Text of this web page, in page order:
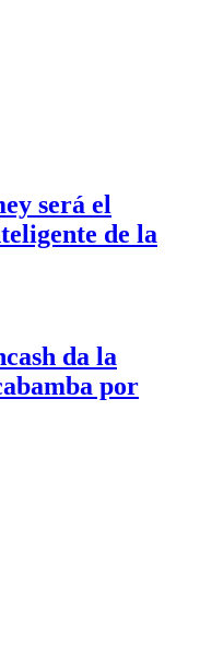
será el
de la
da la
por